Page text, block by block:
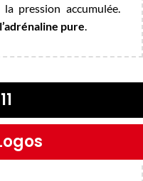
pression accumulée.
pure.